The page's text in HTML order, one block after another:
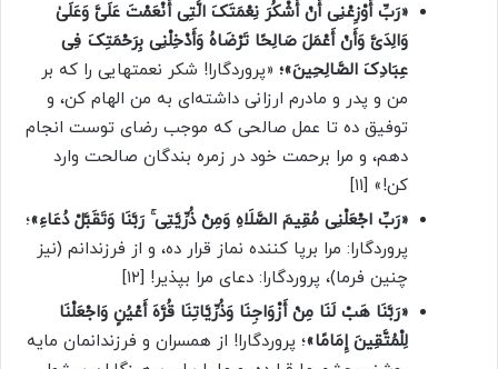
«رَبِّ أَوْزِعْنِی أَنْ أَشْکُرَ نِعْمَتَکَ الَّتِی أَنْعَمْتَ عَلَیَّ وَعَلَىٰ
وَالِدَیَّ وَأَنْ أَعْمَلَ صَالِحًا تَرْضَاهُ وَأَدْخِلْنِی بِرَحْمَتِکَ فِی
عِبَادِکَ الصَّالِحِینَ»؛ «پروردگارا! شکر نعمتهایی را که بر
من و پدر و مادرم ارزانی داشته‌ای به من الهام کن، و
توفیق ده تا عمل صالحی که موجب رضای توست انجام
دهم، و مرا برحمت خود در زمره بندگان صالحت وارد
کن!» [۱۱]
«رَبِّ اجْعَلْنِی مُقِیمَ الصَّلَاهِ وَمِنْ ذُرِّیَّتِی ۚ رَبَّنَا وَتَقَبَّلْ دُعَاءِ»؛
پروردگارا: مرا برپا کننده نماز قرار ده، و از فرزندانم (نیز
چنین فرما)، پروردگارا: دعای مرا بپذیر! [۱۲]
«رَبَّنَا هَبْ لَنَا مِنْ أَزْوَاجِنَا وَذُرِّیَّاتِنَا قُرَّهَ أَعْیُنٍ وَاجْعَلْنَا
لِلْمُتَّقِینَ إِمَامًا»؛ پروردگارا! از همسران و فرزندانمان مایه